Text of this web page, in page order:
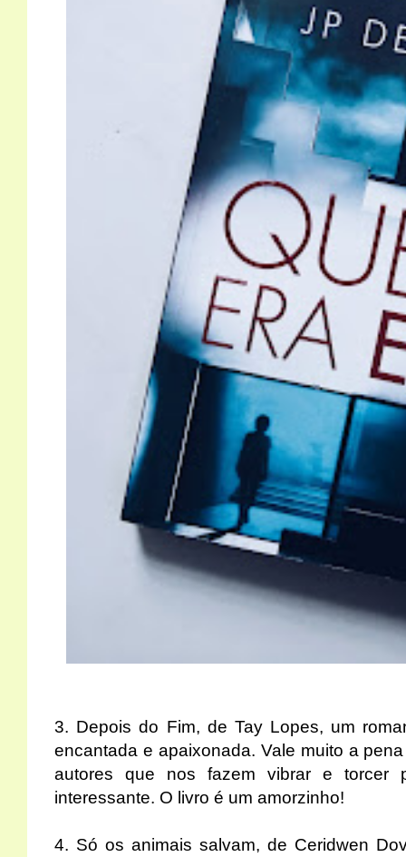
3. Depois do Fim, de Tay Lopes, um
encantada e apaixonada. Vale muito a
autores que nos fazem vibrar e torcer
interessante. O livro é um amorzinho!
4. Só os animais salvam, de Ceridwen